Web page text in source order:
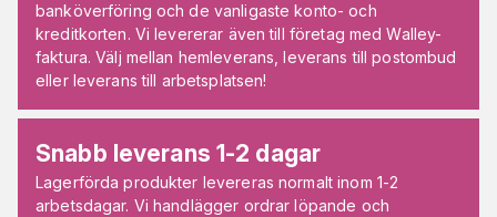
banköverföring och de vanligaste konto- och
kreditkorten. Vi levererar även till företag med Walley-
faktura. Välj mellan hemleverans, leverans till postombud
eller leverans till arbetsplatsen!
Snabb leverans 1-2 dagar
Lagerförda produkter levereras normalt inom 1-2
arbetsdagar. Vi handlägger ordrar löpande och